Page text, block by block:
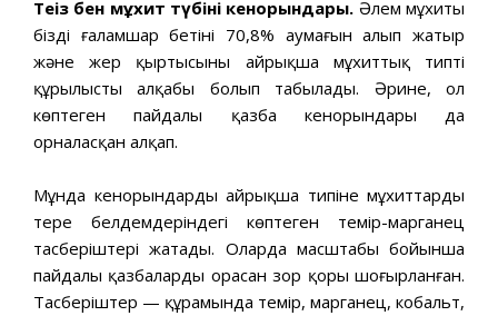
Теңіз бен мұхит түбінің кенорындары. Әлем мұхиты
біздің ғаламшар бетінің 70,8% аумағын алып жатыр
және жер қыртысының айрықша мұхиттық типті
құрылысты алқабы болып табылады. Әрине, ол
көптеген пайдалы қазба кенорындары да
орналасқан алқап.
Мұнда кенорындардың айрықша типіне мұхиттардың
терең белдемдеріндегі көптеген темір-марганец
тасберіштері жатады. Оларда масштабы бойынша
пайдалы қазбалардың орасан зор қоры шоғырланған.
Тасберіштер — құрамында темір, марганец, кобальт,